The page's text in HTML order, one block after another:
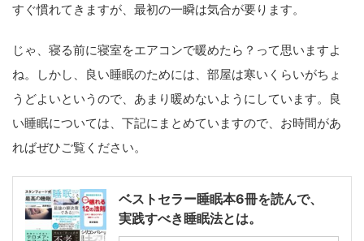
すぐ慣れてきますが、最初の一瞬は気合が要ります。
じゃ、寝る前に寝室をエアコンで暖めたら？って思いますよ
ね。しかし、良い睡眠のためには、部屋は寒いくらいがちょ
うどよいというので、あまり暖めないようにしています。良
い睡眠については、下記にまとめていますので、お時間があ
ればぜひご覧ください。
ベストセラー睡眠本6冊を読んで、
実践すべき睡眠法とは。